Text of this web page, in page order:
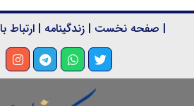
| صفحه نخست | زندگینامه | ارتباط